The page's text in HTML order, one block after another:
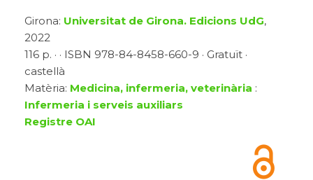
Girona: Universitat de Girona. Edicions UdG,
2022
116 p. · · ISBN 978-84-8458-660-9 · Gratuït ·
castellà
Matèria: Medicina, infermeria, veterinària :
Infermeria i serveis auxiliars
Registre OAI